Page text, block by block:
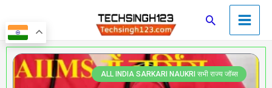
to
content
SearchMain
Menu
ALL INDIA SARKARI NAUKRI सभी राज्य जॉब्स
PagePagePagePagePage